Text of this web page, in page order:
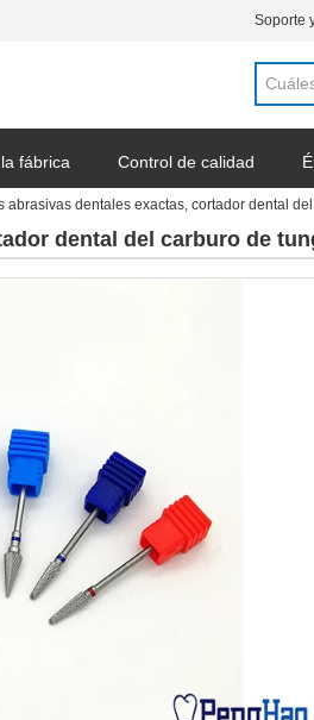
Soporte
fábrica Control de calidad
abrasivas dentales exactas, cortador dental
dental del carburo de